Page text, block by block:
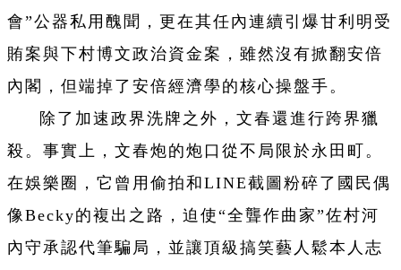
會”公器私用醜聞，更在其任內連續引爆甘利明受
賄案與下村博文政治資金案，雖然沒有掀翻安倍
內閣，但端掉了安倍經濟學的核心操盤手。
除了加速政界洗牌之外，文春還進行跨界獵
殺。事實上，文春炮的炮口從不局限於永田町。
在娛樂圈，它曾用偷拍和LINE截圖粉碎了國民偶
像Becky的複出之路，迫使“全聾作曲家”佐村河
內守承認代筆騙局，並讓頂級搞笑藝人鬆本人志